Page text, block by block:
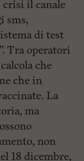
crisi il canale
sms,
di test
Tra operatori
che
che in
La
ma
non
18 dicembre,